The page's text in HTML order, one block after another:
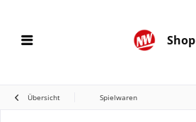
Shop
Übersicht Spielwaren